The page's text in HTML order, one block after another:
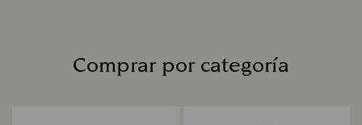
Comprar por categoría